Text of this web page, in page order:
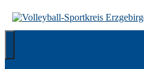
zum
Inhalt